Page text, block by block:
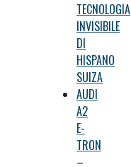
TECNOLOGIA
INVISIBILE
DI
HISPANO
SUIZA
AUDI
A2
E-
TRON
–